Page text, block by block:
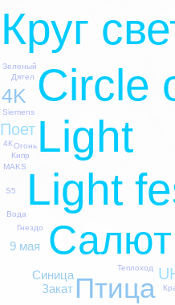
Circle
Light
Круг
Light
Салют
Птица
4K
Поет
Синица
9 мая
Закат
Гнездо
Дятел
S5
4К
Вода
Зеленый
Кипр
Теплоход
Огонь
MAKS
Siemens